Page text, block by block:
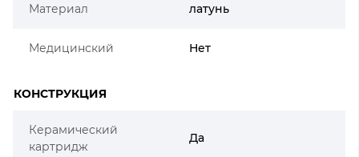
Материал латунь
Медицинский Нет
КОНСТРУКЦИЯ
Керамический
картридж
Да